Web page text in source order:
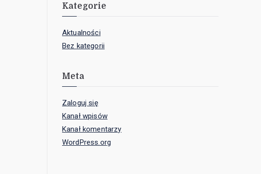
Kategorie
Aktualności
Bez kategorii
Meta
Zaloguj się
Kanał wpisów
Kanał komentarzy
WordPress.org